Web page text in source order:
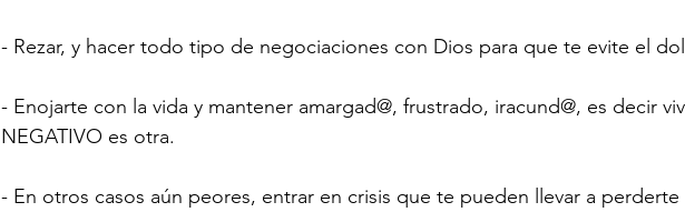
- Rezar, y hacer todo tipo de negociaciones con Dios para que te evite el
- Enojarte con la vida y mantener amargad@, frustrado, iracund@, es decir
NEGATIVO es otra.
- En otros casos aún peores, entrar en crisis que te pueden llevar a